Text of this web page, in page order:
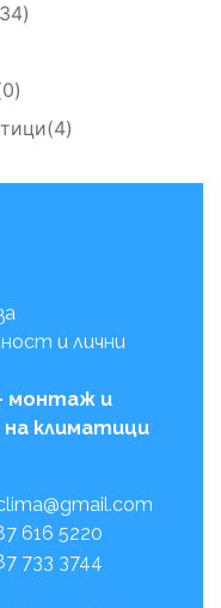
(4)
и лични
монтаж и
климатици
616 5220
733 3744